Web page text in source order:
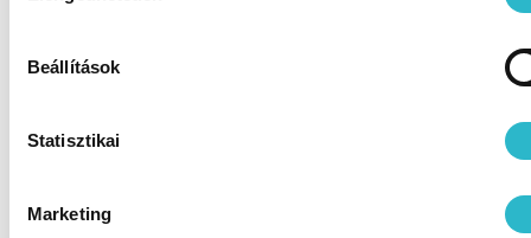
Beállítások
Statisztikai
Marketing
Megnézem, hogyan néz ki egy kész, követhető 30 napos
Miért lassulhat be a fogyás sport